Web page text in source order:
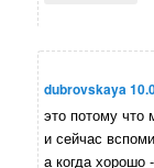
dubrovskaya
это потому что
и сейчас
а когда хорошо